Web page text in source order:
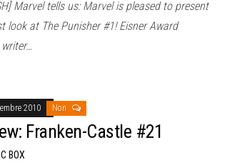
Marvel tells us: Marvel is pleased to present
look at The Punisher #1! Eisner Award
2010 Non
Franken-Castle #21
BOX